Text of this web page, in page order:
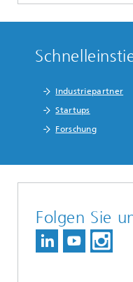
Industriepartner
Startups
Forschung
Folgen Sie